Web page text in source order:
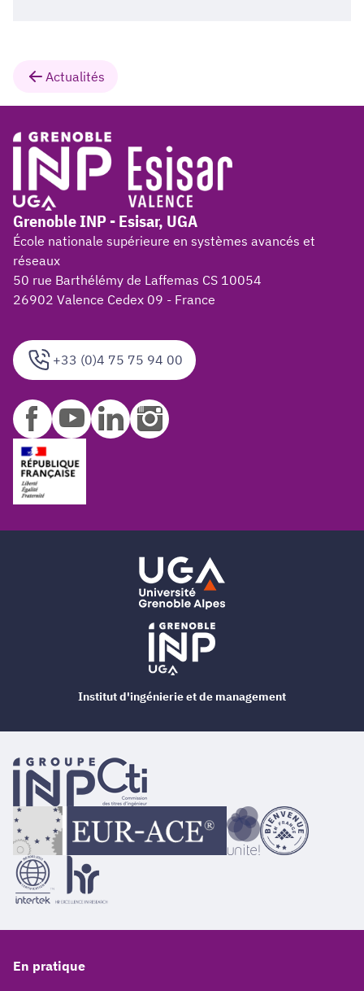
Actualités
+33 (0)4 75 75 94 00
Grenoble INP - Esisar, UGA
École nationale supérieure en systèmes avancés et
réseaux
50 rue Barthélémy de Laffemas CS 10054
26902 Valence Cedex 09 - France
En pratique
Institut d'ingénierie et de management